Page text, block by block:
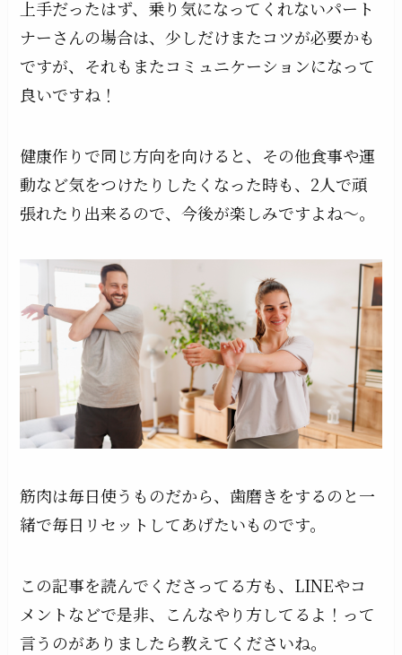
上手だったはず、乗り気になってくれないパート
ナーさんの場合は、少しだけまたコツが必要かも
ですが、それもまたコミュニケーションになって
良いですね！
健康作りで同じ方向を向けると、その他食事や運
動など気をつけたりしたくなった時も、2人で頑
張れたり出来るので、今後が楽しみですよね〜。
筋肉は毎日使うものだから、歯磨きをするのと一
緒で毎日リセットしてあげたいものです。
この記事を読んでくださってる方も、LINEやコ
メントなどで是非、こんなやり方してるよ！って
言うのがありましたら教えてくださいね。